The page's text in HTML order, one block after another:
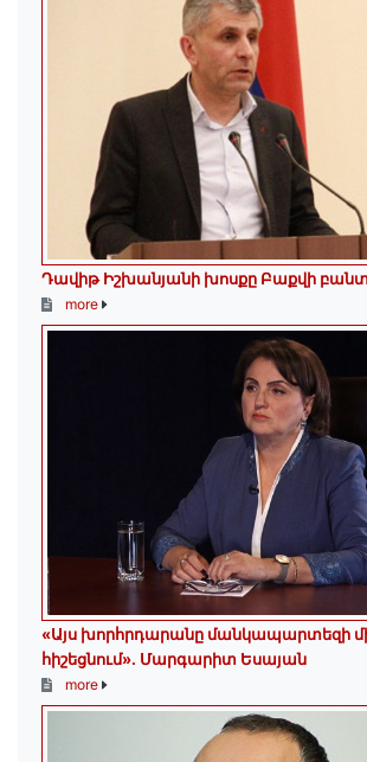
Դավիթ Իշխանյանի խոսքը Բաքվի
more
«Այս խորհրդարանը մանկապարտեզի
հիշեցնում»․ Մարգարիտ Եսայան
more